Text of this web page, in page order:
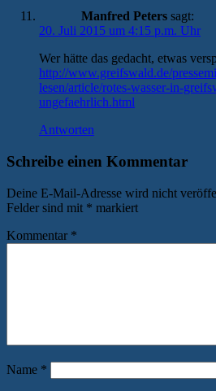
Manfred Peters sagt:
20. Juli 2015 um 4:15 p.m. Uhr
Wer hätte das gedacht, etwas
http://www.greifswald.de/
lesen/article/rotes-wasser-in-
ungefaehrlich.html
Antworten
Schreibe einen Kommentar
Deine E-Mail-Adresse wird nicht
Felder sind mit * markiert
Kommentar *
Name *